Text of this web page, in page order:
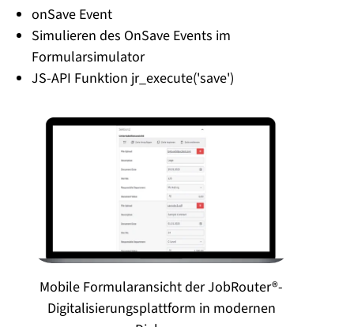
onSave Event
Simulieren des OnSave Events im
Formularsimulator
JS-API Funktion jr_execute('save')
Mobile Formularansicht der JobRouter®-
Digitalisierungsplattform in modernen